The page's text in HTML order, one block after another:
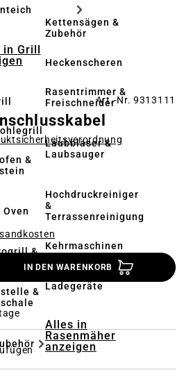
in Grill
&
Oven
&
&
Kettensägen &
Zubehör
Heckenscheren
Rasentrimmer &
Freischneider
Laubbläser &
Laubsauger
Hochdruckreiniger
&
Terrassenreinigung
Kehrmaschinen
Ladegeräte
Alles in
Rasenmäher
anzeigen
Art.-Nr. 9313111
Produktes
IN DEN WARENKORB